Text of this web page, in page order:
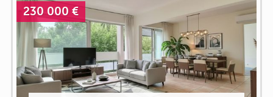
230 000 €